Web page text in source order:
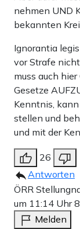
nehmen UND
bekannten
Ignorantia
vor Strafe nicht
muss auch
Gesetze
Kenntnis,
stellen und
und mit der
26
Antworten
ÖRR
um 11:14 Uhr
Melden